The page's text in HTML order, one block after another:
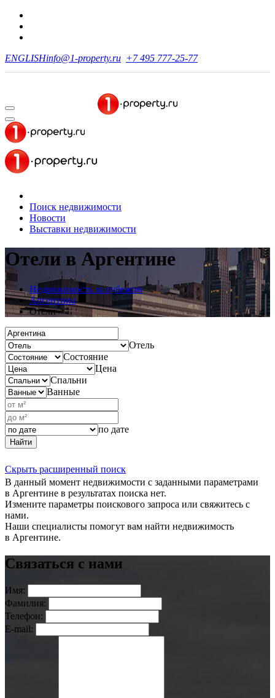
ENGLISHinfo@1-property.ru +7 495 777-25-77
Поиск недвижимости
Новости
Выставки недвижимости
Отели в Аргентине
Недвижимость за рубежом
Аргентина
Отели
Отель
Состояние
Цена
Спальни
Ванные
по дате
Найти
Скрыть расширенный поиск
В данный момент недвижимости с заданными параметрами
в Аргентине в результатах поиска нет.
Измените параметры поискового запроса или свяжитесь с
нами.
Наши специалисты помогут вам найти недвижимость
в Аргентине.
Связаться с нами
Имя:
Фамилия:
Телефон:
E-mail: